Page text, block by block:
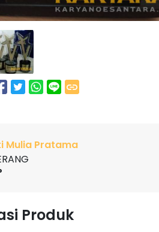
Mulia Pratama
Produk